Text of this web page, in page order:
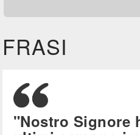
FRASI
"Nostro Signore